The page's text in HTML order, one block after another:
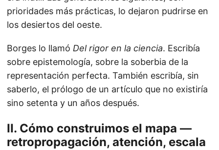
prioridades más prácticas, lo dejaron pudrirse en
los desiertos del oeste.
Borges lo llamó Del rigor en la ciencia. Escribía
sobre epistemología, sobre la soberbia de la
representación perfecta. También escribía, sin
saberlo, el prólogo de un artículo que no existiría
sino setenta y un años después.
II. Cómo construimos el mapa —
retropropagación, atención, escala